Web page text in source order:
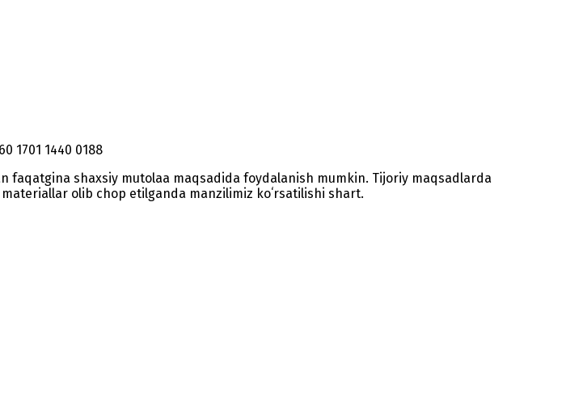
1701 1440 0188
shaxsiy mutolaa maqsadida foydalanish mumkin. Tijoriy maqsadlarda
olib chop etilganda manzilimiz koʻrsatilishi shart.